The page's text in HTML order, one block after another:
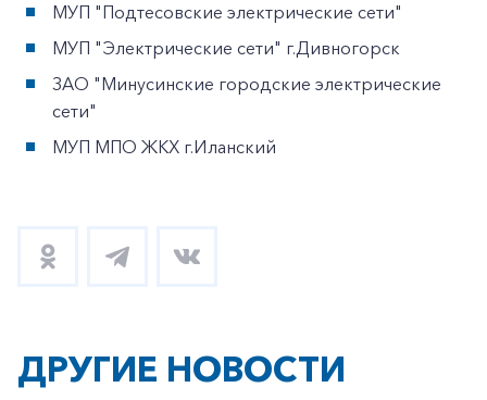
МУП "Подтесовские электрические сети"
МУП "Электрические сети" г.Дивногорск
ЗАО "Минусинские городские электрические
сети"
МУП МПО ЖКХ г.Иланский
ДРУГИЕ НОВОСТИ